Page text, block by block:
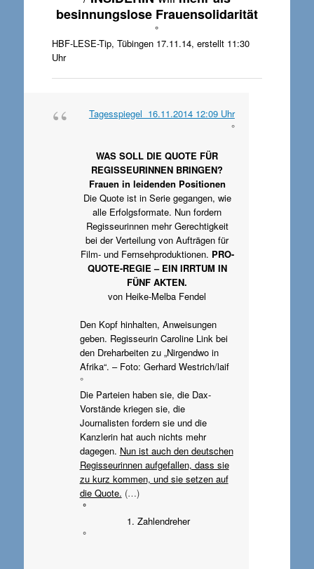
besinnungslose Frauensolidarität
°
HBF-LESE-Tip, Tübingen 17.11.14, erstellt 11:30
Uhr
Tagesspiegel 16.11.2014 12:09 Uhr
°
WAS SOLL DIE QUOTE FÜR
REGISSEURINNEN BRINGEN?
Frauen in leidenden Positionen
Die Quote ist in Serie gegangen, wie
alle Erfolgsformate. Nun fordern
Regisseurinnen mehr Gerechtigkeit
bei der Verteilung von Aufträgen für
Film- und Fernsehproduktionen. PRO-
QUOTE-REGIE – EIN IRRTUM IN
FÜNF AKTEN.
von Heike-Melba Fendel
Den Kopf hinhalten, Anweisungen
geben. Regisseurin Caroline Link bei
den Dreharbeiten zu „Nirgendwo in
Afrika“. – Foto: Gerhard Westrich/laif
°
Die Parteien haben sie, die Dax-
Vorstände kriegen sie, die
Journalisten fordern sie und die
Kanzlerin hat auch nichts mehr
dagegen. Nun ist auch den deutschen
Regisseurinnen aufgefallen, dass sie
zu kurz kommen, und sie setzen auf
die Quote. (…)
°
1. Zahlendreher
°